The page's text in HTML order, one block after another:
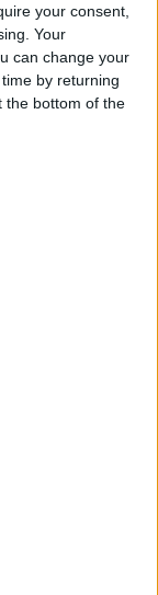
your consent,
Your
can change your
by returning
the bottom of the